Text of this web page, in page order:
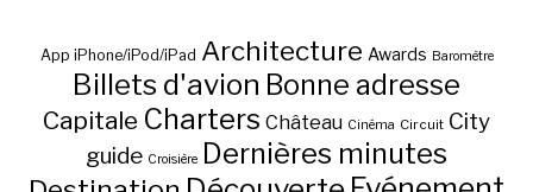
App iPhone/iPod/iPad Architecture Awards Baromètre
Billets d'avion Bonne adresse
Capitale Charters Château Cinéma Circuit City
guide Croisière Dernières minutes